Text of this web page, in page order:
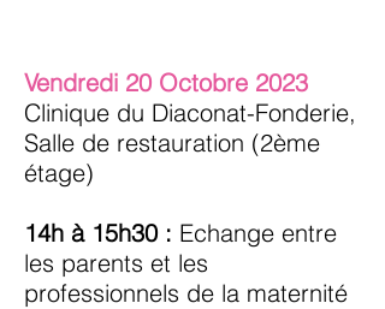
Vendredi 20 Octobre 2023
Clinique du Diaconat-Fonderie,
Salle de restauration (2ème
étage)
14h à 15h30 : Echange entre
les parents et les
professionnels de la maternité